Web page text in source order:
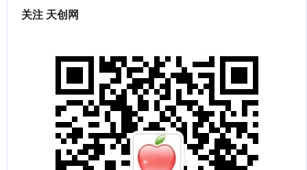
关注 天创网